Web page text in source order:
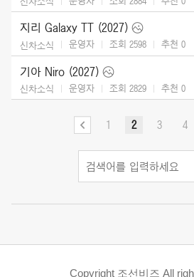
지리 Galaxy TT (2027)
신차소식 운영자 조회 2598 추천 0
기아 Niro (2027)
신차소식 운영자 조회 2829 추천 0
1 2 3 4
Copyright 조선비즈 All